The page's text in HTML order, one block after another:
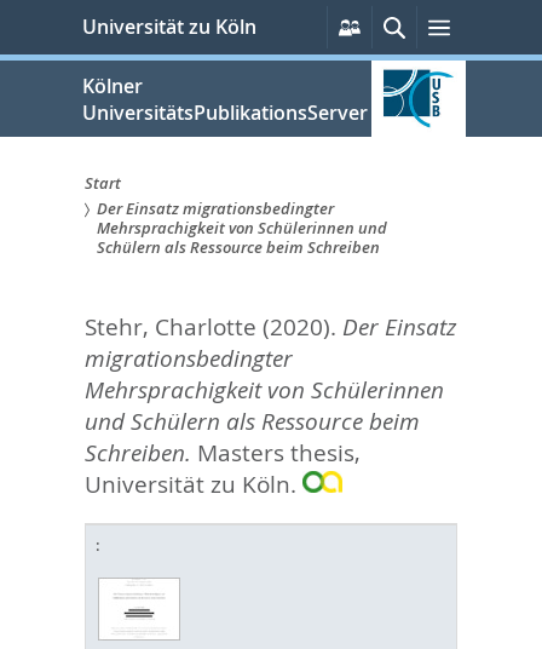
springen
Universität zu Köln
Persönliche
Services
SucheMenü
Kölner
UniversitätsPublikationsServer
Sie
hier:
Start
Der Einsatz migrationsbedingter
Mehrsprachigkeit von Schülerinnen und
Schülern als Ressource beim Schreiben
Stehr, Charlotte (2020). Der Einsatz
migrationsbedingter
Mehrsprachigkeit von Schülerinnen
und Schülern als Ressource beim
Schreiben. Masters thesis,
Universität zu Köln.